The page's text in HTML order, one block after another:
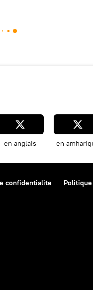
en anglais en
confidentialite